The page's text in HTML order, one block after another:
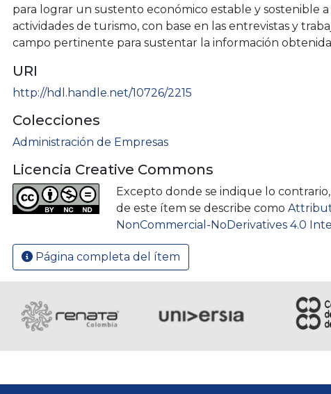
para lograr un sustento económico estable y sostenible
actividades de turismo, con base en las entrevistas y
campo pertinente para sustentar la información
URI
http://hdl.handle.net/10726/2215
Colecciones
Administración de Empresas
Licencia Creative Commons
Excepto donde se indique lo
de este ítem se describe como
NonCommercial-NoDerivatives 4.0
Página completa del ítem